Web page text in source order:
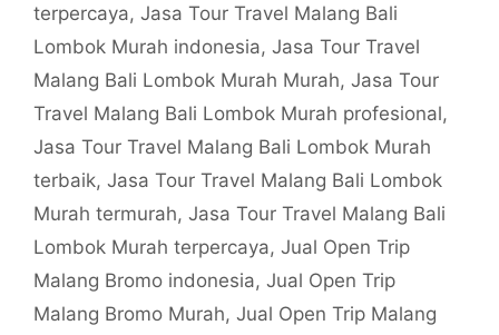
terpercaya, Jasa Tour Travel Malang Bali
Lombok Murah indonesia, Jasa Tour Travel
Malang Bali Lombok Murah Murah, Jasa Tour
Travel Malang Bali Lombok Murah profesional,
Jasa Tour Travel Malang Bali Lombok Murah
terbaik, Jasa Tour Travel Malang Bali Lombok
Murah termurah, Jasa Tour Travel Malang Bali
Lombok Murah terpercaya, Jual Open Trip
Malang Bromo indonesia, Jual Open Trip
Malang Bromo Murah, Jual Open Trip Malang